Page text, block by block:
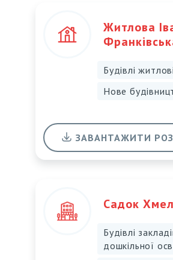
Житлова
Будівлі житлові
Нове
ЗАВАНТАЖИТИ
Садок
Будівлі
дошкільної